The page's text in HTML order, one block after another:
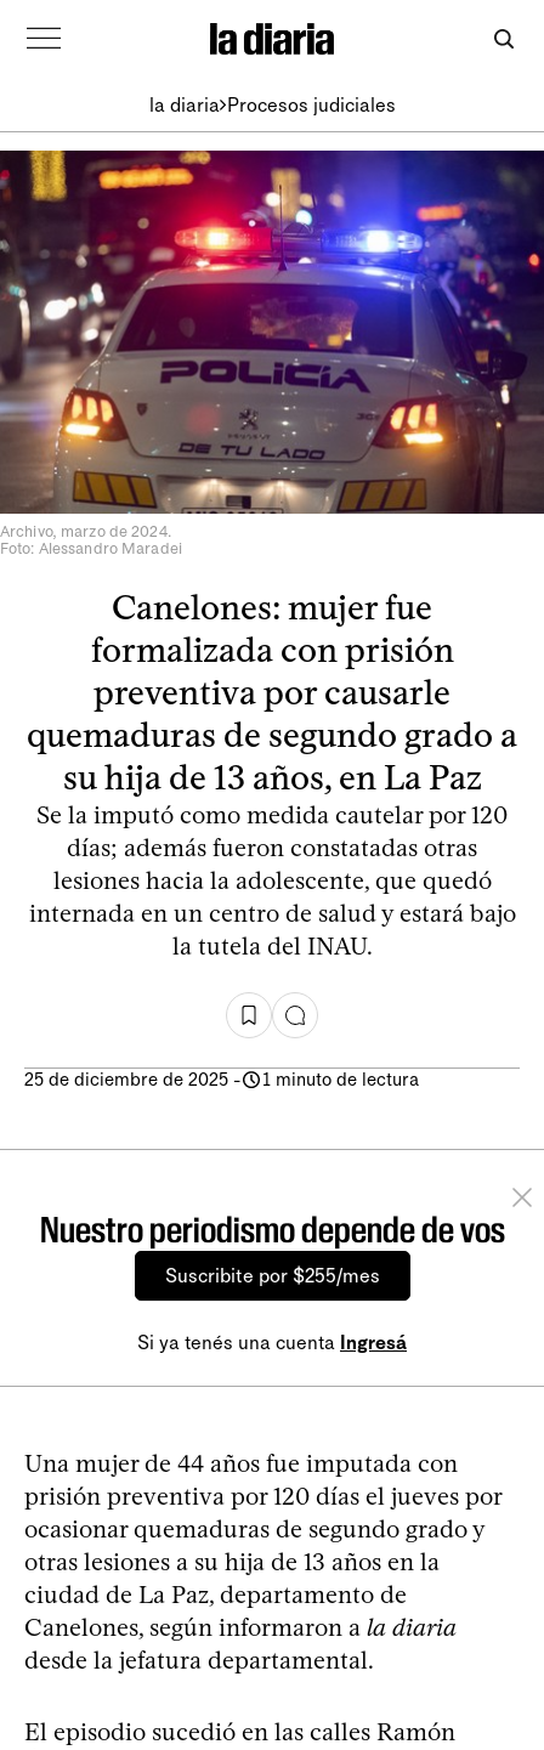
la diaria Procesos judiciales
Archivo, marzo de 2024.
Foto: Alessandro Maradei
Canelones: mujer fue
formalizada con prisión
preventiva por causarle
quemaduras de segundo grado a
su hija de 13 años, en La Paz
Se la imputó como medida cautelar por 120
días; además fueron constatadas otras
lesiones hacia la adolescente, que quedó
internada en un centro de salud y estará bajo
la tutela del INAU.
25 de diciembre de 2025 - 1 minuto de lectura
Nuestro periodismo depende de vos
Suscribite por $255/mes
Si ya tenés una cuenta Ingresá
Una mujer de 44 años fue imputada con
prisión preventiva por 120 días el jueves por
ocasionar quemaduras de segundo grado y
otras lesiones a su hija de 13 años en la
ciudad de La Paz, departamento de
Canelones, según informaron a la diaria
desde la jefatura departamental.
El episodio sucedió en las calles Ramón